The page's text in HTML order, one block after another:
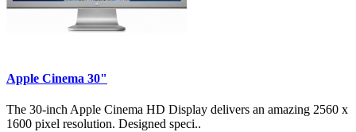
Apple Cinema 30"
The 30-inch Apple Cinema HD Display delivers an amazing 2560 x
1600 pixel resolution. Designed speci..